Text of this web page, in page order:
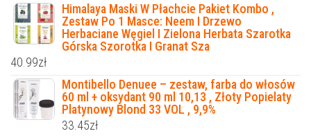
Himalaya Maski W Płachcie Pakiet Kombo ,
Zestaw Po 1 Masce: Neem I Drzewo
Herbaciane Węgiel I Zielona Herbata Szarotka
Górska Szorotka I Granat Sza
40.99zł
Montibello Denuee – zestaw, farba do włosów
60 ml + oksydant 90 ml 10,13 , Złoty Popielaty
Platynowy Blond 33 VOL , 9,9%
33.45zł